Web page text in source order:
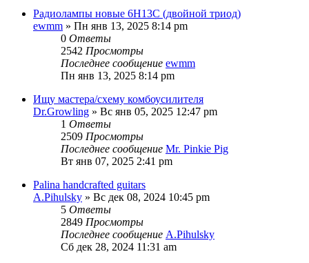
Радиолампы новые 6Н13С (двойной триод)
ewmm » Пн янв 13, 2025 8:14 pm
0 Ответы
2542 Просмотры
Последнее сообщение ewmm
Пн янв 13, 2025 8:14 pm
Ищу мастера/схему комбоусилителя
Dr.Growling » Вс янв 05, 2025 12:47 pm
1 Ответы
2509 Просмотры
Последнее сообщение Mr. Pinkie Pig
Вт янв 07, 2025 2:41 pm
Palina handcrafted guitars
A.Pihulsky » Вс дек 08, 2024 10:45 pm
5 Ответы
2849 Просмотры
Последнее сообщение A.Pihulsky
Сб дек 28, 2024 11:31 am